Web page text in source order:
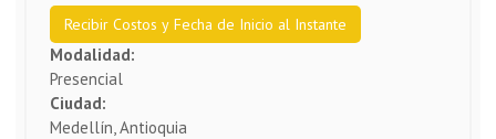
Recibir Costos y Fecha de Inicio al Instante
Modalidad:
Presencial
Ciudad:
Medellín, Antioquia